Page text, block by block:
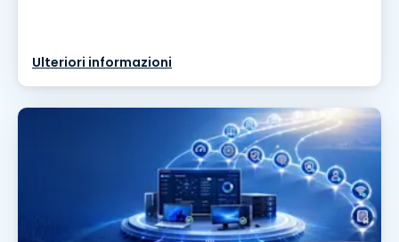
Ulteriori informazioni